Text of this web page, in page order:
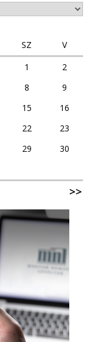
SZ
V
1
2
8
9
15
16
22
23
29
30